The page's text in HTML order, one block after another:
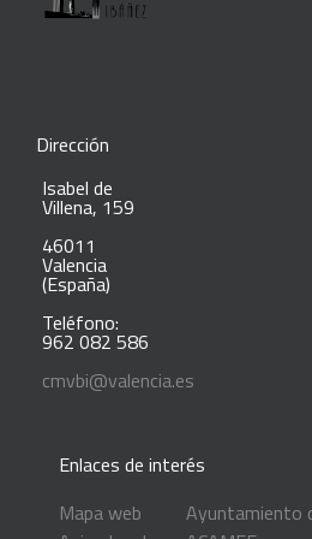
Dirección
Isabel de
Villena, 159
46011
Valencia
(España)
Teléfono:
962 082 586
cmvbi@valencia.es
Enlaces de interés
Mapa web
Ayuntamiento